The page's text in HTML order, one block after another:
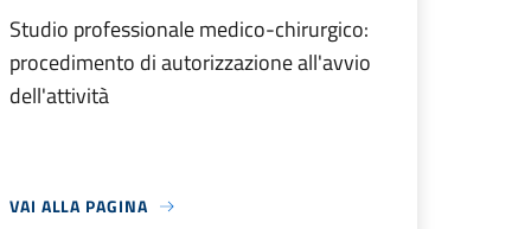
Studio professionale medico-chirurgico:
procedimento di autorizzazione all'avvio
dell'attività
VAI ALLA PAGINA